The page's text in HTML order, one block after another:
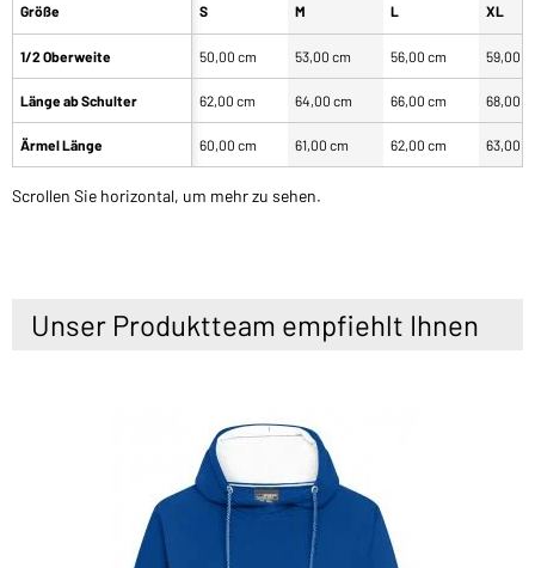
Größe
1/2 Oberweite
Länge ab Schulter
Ärmel Länge
S M L XL
50,00 cm 53,00 cm 56,00 cm 59,00
62,00 cm 64,00 cm 66,00 cm 68,00
60,00 cm 61,00 cm 62,00 cm 63,00
Scrollen Sie horizontal, um mehr zu sehen.
Unser Produktteam empfiehlt Ihnen